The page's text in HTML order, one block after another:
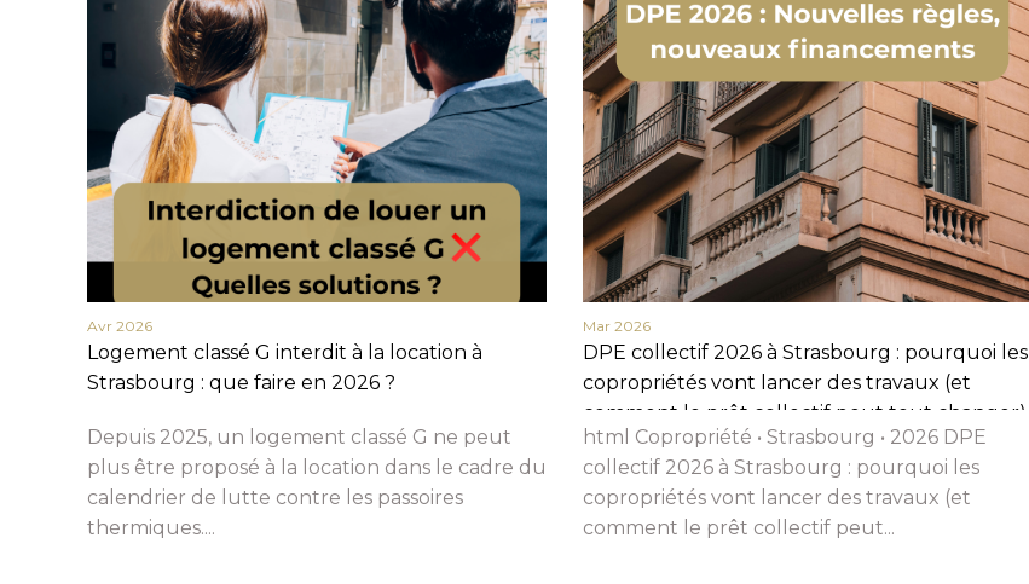
Avr 2026
Logement classé G interdit à la location à
Strasbourg : que faire en 2026 ?
Depuis 2025, un logement classé G ne peut
plus être proposé à la location dans le cadre du
calendrier de lutte contre les passoires
thermiques....
Mar 2026
DPE collectif 2026 à Strasbourg : pourquoi les
copropriétés vont lancer des travaux (et
comment le prêt collectif peut tout changer)
html Copropriété • Strasbourg • 2026 DPE
collectif 2026 à Strasbourg : pourquoi les
copropriétés vont lancer des travaux (et
comment le prêt collectif peut...